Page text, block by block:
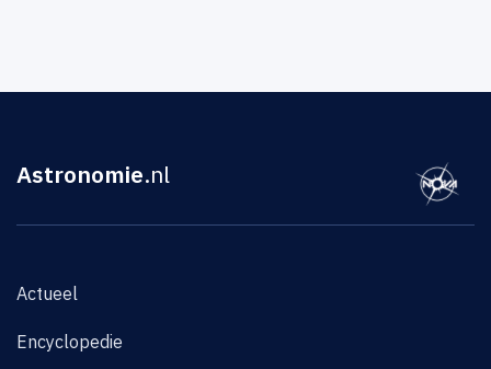
Astronomie.nl
Actueel
Encyclopedie